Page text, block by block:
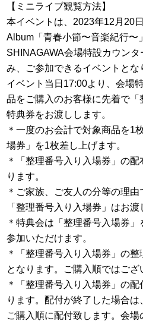
【ミニライブ観覧方法】
本イベントは、2023年12月20
Album「青春小節〜音楽紀行〜
SHINAGAWA会場特設カウン
み、ご参加できるイベントとな
イベント当日17:00より、会場
品をご購入のお客様に先着で「
特典券をお渡しします。
＊一度のお会計で対象商品を1
場券」を1枚差し上げます。
＊「整理番号入り入場券」の
ります。
＊ご家族、ご友人の分等の理
「整理番号入り入場券」はお渡
＊特典会は「整理番号入場券
参加いただけます。
＊「整理番号入り入場券」の
となります。ご購入順ではござ
＊「整理番号入り入場券」の
ります。配付が終了した場合
ご購入順に配付致します。会